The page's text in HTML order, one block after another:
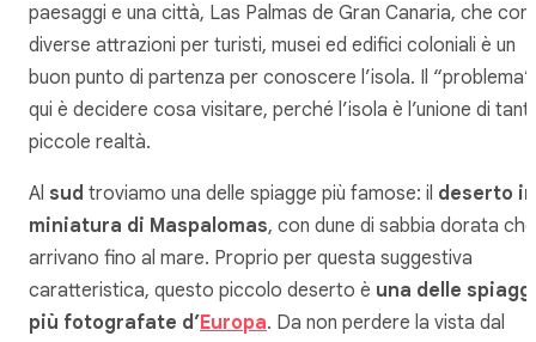
paesaggi e una città, Las Palmas de Gran Canaria, che con
diverse attrazioni per turisti, musei ed edifici coloniali è un
buon punto di partenza per conoscere l’isola. Il “problema”
qui è decidere cosa visitare, perché l’isola è l’unione di
piccole realtà.
Al sud troviamo una delle spiagge più famose: il deserto in
miniatura di Maspalomas, con dune di sabbia dorata che
arrivano fino al mare. Proprio per questa suggestiva
caratteristica, questo piccolo deserto è una delle
più fotografate d’Europa. Da non perdere la vista dal